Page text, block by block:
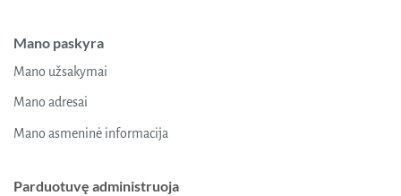
Mano paskyra
Mano užsakymai
Mano adresai
Mano asmeninė informacija
Parduotuvę administruoja